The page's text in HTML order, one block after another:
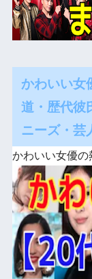
かわいい女
道・歴代彼
ニーズ・芸
かわいい女優